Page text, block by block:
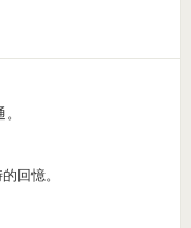
回憶。